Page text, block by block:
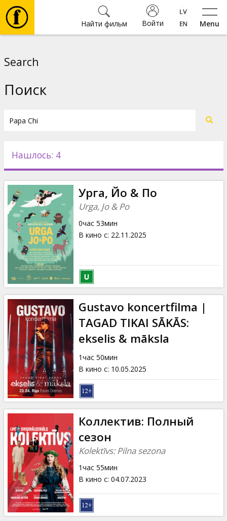
Menu
Войти
Найти фильм
Новости
Подарки
Кинозакуски
B2B
Клуб
Search
Поиск
Нашлось: 4
Урга, Йо & По
Urga, Jo & Po
0час 53мин
В кино с: 22.11.2025
Gustavo koncertfilma |
TAGAD TIKAI SĀKĀS:
ekselis & māksla
1час 50мин
В кино с: 10.05.2025
Коллектив: Полный
сезон
Kolektīvs: Pilna sezona
1час 55мин
В кино с: 04.07.2023